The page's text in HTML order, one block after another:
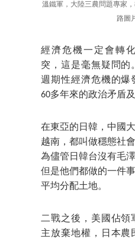
溫鐵軍，大陸三農問題專家
路圖
經濟危機一定會轉
突，這是毫無疑問的
週期性經濟危機的爆
60多年來的政治矛盾
在東亞的日韓，中國
越南，都叫做穩態社
為儘管日韓台沒有毛
但是他們都做的一件
平均分配土地。
二戰之後，美國佔領
主放棄地權，日本農